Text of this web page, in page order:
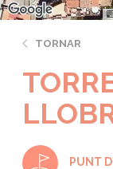
TORNAR
PUNT